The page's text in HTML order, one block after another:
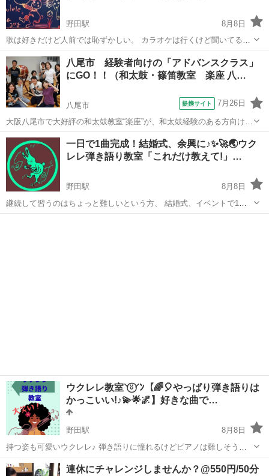
野田駅
8月8日
歌は好きだけど人前では恥ずかしい。 カラオケは行くけど聞いてるだ
け…… もっと素直に歌いたい…… 誰かのためだけに歌いたい…… 自
分のために歌いたい…… いつかはLIVEで歌ってみたい…… 十八番の
曲を持ちた...
大阪 大阪市 野田駅 ボーカル 茶菓子
八尾市 経験者向けの「アドバンスクラス」
にGO！！（和太鼓・篠笛教室 楽座 八…
八尾市 提携サイト 7月26日
大阪八尾市で大好評の和太鼓教室“楽座”が、和太鼓経験のある方向けに
も、充実のレッスンを展開中。 ガンガン太鼓を打っていただき、どん
どん上達したい方にはこちらをおススメ。 和太鼓の基本を大切にしな
がら、確実にステップを積み重ね...
大阪 八尾市 和太鼓
一日で1曲完成！結婚式、余興に♪✨🚀🌏ウク
レレ弾き語り教室「これだけ教えて!」…
野田駅
8月8日
継続して習うのはちょっと難しいという方、 結婚式、イベントで1曲
だけ弾きたい方、 ウクレレのことちょっと聞きたいだけの方､ 動画や
ウクレレ教室⸌⍤⃝⸍ﾝ【🌈🎈やっぱり弾き語りは
かっこいい!♪💫🌟🌌】好きな曲で…
野田駅
8月8日
持つ姿も可愛いウクレレ♪ 弾き語りに憧れるけどピアノは難しそう、
ギターも指がついて行かない… ウクレレなら持ち運び楽ちん。弦も4
本。 課題曲はありません！ あなたの好きな歌から始めましょう！ 目
大阪 大阪市 野田駅
連休にチャレンジしませんか？@550円/50分